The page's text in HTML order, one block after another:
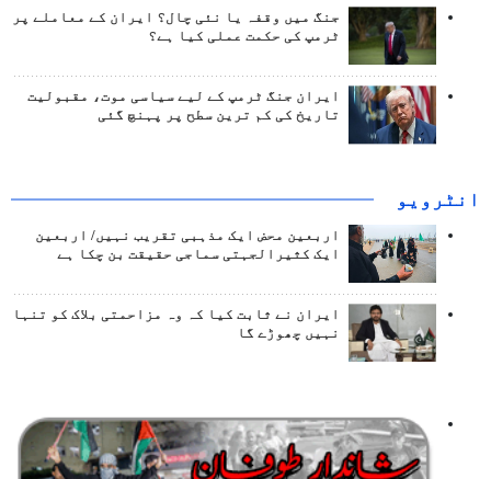
جنگ میں وقفہ یا نئی چال؟ ایران کے معاملے پر
ٹرمپ کی حکمت عملی کیا ہے؟
ایران جنگ ٹرمپ کے لیے سیاسی موت، مقبولیت
تاریخ کی کم ترین سطح پر پہنچ گئی
انٹرويو
اربعین محض ایک مذہبی تقریب نہیں/ اربعین
ایک کثیرالجہتی سماجی حقیقت بن چکا ہے
ایران نے ثابت کیا کہ وہ مزاحمتی بلاک کو تنہا
نہیں چھوڑے گا